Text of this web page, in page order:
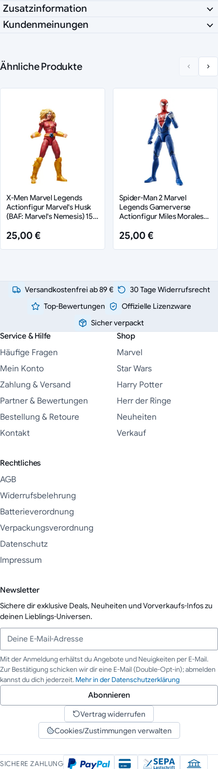
Zusatzinformation
Kundenmeinungen
Ähnliche Produkte
X-Men Marvel Legends
Actionfigur Marvel's Husk
(BAF: Marvel's Nemesis) 15
25,00 €
Spider-Man 2 Marvel
Legends Gamerverse
Actionfigur Miles Morales
25,00 €
Versandkostenfrei ab 89 €
30 Tage Widerrufsrecht
Top-Bewertungen
Offizielle Lizenzware
Sicher verpackt
Service & Hilfe
Häufige Fragen
Mein Konto
Zahlung & Versand
Partner & Bewertungen
Bestellung & Retoure
Kontakt
Shop
Marvel
Star Wars
Harry Potter
Herr der Ringe
Neuheiten
Verkauf
Rechtliches
AGB
Widerrufsbelehrung
Batterieverordnung
Verpackungsverordnung
Datenschutz
Impressum
Newsletter
Sichere dir exklusive Deals, Neuheiten und Vorverkaufs-Infos zu
deinen Lieblings-Universen.
Deine E-Mail-Adresse
Mit der Anmeldung erhältst du Angebote und Neuigkeiten per E-Mail.
Zur Bestätigung schicken wir dir eine E-Mail (Double-Opt-in); abmelden
kannst du dich jederzeit. Mehr in der Datenschutzerklärung
Abonnieren
Vertrag widerrufen
Cookies/Zustimmungen verwalten
SICHERE ZAHLUNG